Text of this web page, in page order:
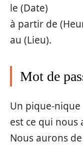
le (Date)
à partir de
au (Lieu).
Mot de
Un pique-
est ce qui nous
Nous aurons